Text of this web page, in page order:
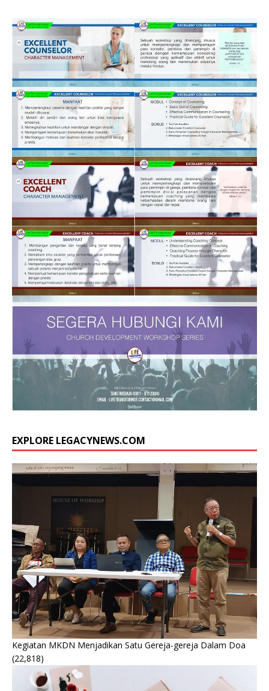
EXPLORE LEGACYNEWS.COM
Kegiatan MKDN Menjadikan Satu Gereja-gereja Dalam Doa
(22,818)